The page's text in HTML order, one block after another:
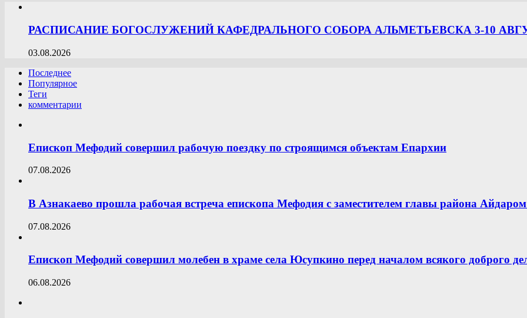
РАСПИСАНИЕ БОГОСЛУЖЕНИЙ КАФЕДРАЛЬНОГО СОБОРА АЛЬМЕТЬЕВСКА 3-10
03.08.2026
Последнее
Популярное
Теги
комментарии
Епископ Мефодий совершил рабочую поездку по строящимся объектам Епархии
07.08.2026
В Азнакаево прошла рабочая встреча епископа Мефодия с заместителем главы района
07.08.2026
Епископ Мефодий совершил молебен в храме села Юсупкино перед началом всякого доброго
06.08.2026